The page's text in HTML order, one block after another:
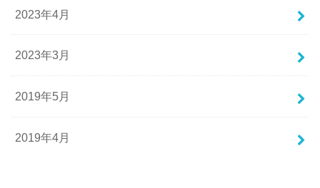
2023年4月
2023年3月
2019年5月
2019年4月